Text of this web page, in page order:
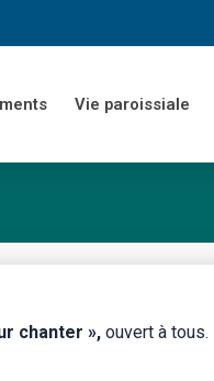
Vie paroissiale
chanter », ouvert à